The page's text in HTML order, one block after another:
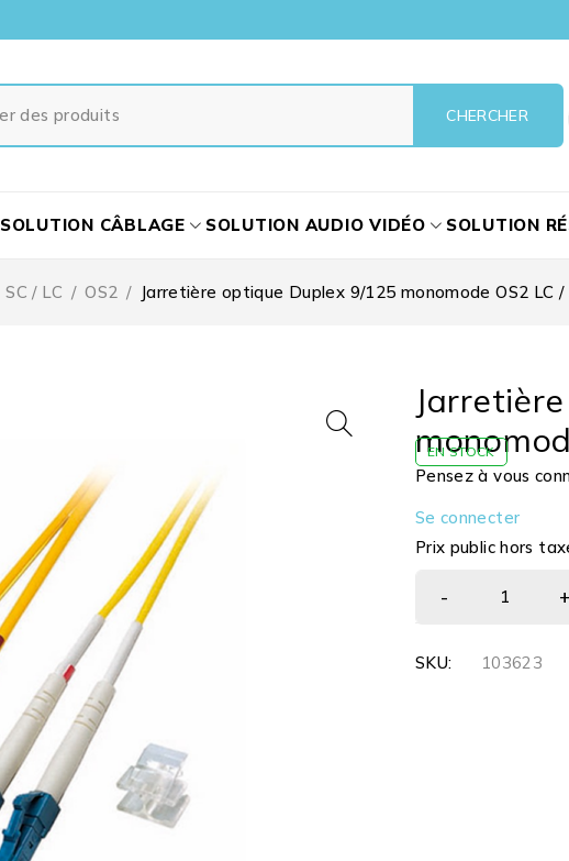
SOLUTION CÂBLAGE SOLUTION AUDIO VIDÉO SOLUTION
SC / LC / OS2 / Jarretière optique Duplex 9/125 monomode OS2 LC /
EN STOCK
Pensez à vous
Se connecter
Prix public hors
SKU: 103623